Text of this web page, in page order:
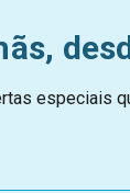
especiais